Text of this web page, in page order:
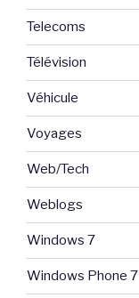
Telecoms
Télévision
Véhicule
Voyages
Web/Tech
Weblogs
Windows 7
Windows Phone 7